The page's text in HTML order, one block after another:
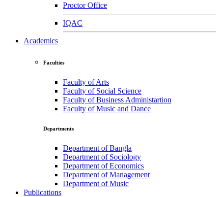
Proctor Office
IQAC
Academics
Faculties
Faculty of Arts
Faculty of Social Science
Faculty of Business Administartion
Faculty of Music and Dance
Departments
Department of Bangla
Department of Sociology
Department of Economics
Department of Management
Department of Music
Publications